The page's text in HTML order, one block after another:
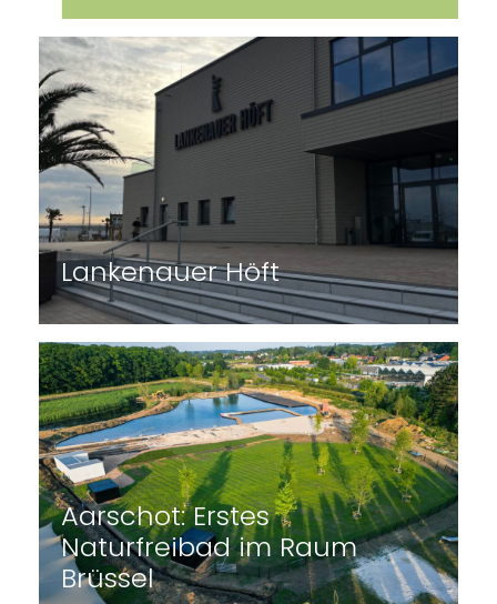
Ottensteiner Talsperre –
Simulation
Tiefenwasserbelüftung
Pumpenspeicher-Kraftwerk
FLOW – das temporäre
Freibad – urban swimming